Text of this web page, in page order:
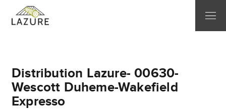
Distribution Lazure- 00630-
Wescott Duheme-Wakefield
Expresso